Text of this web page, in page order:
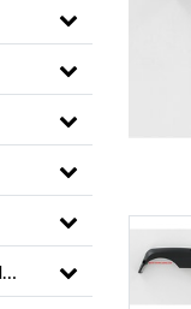
Sparta / Batavus E-Bike onderdelen